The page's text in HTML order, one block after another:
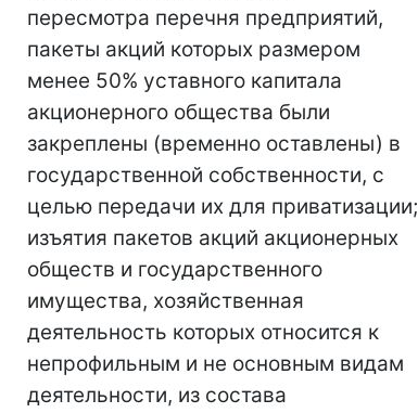
пересмотра перечня предприятий,
пакеты акций которых размером
менее 50% уставного капитала
акционерного общества были
закреплены (временно оставлены) в
государственной собственности, с
целью передачи их для приватизации;
изъятия пакетов акций акционерных
обществ и государственного
имущества, хозяйственная
деятельность которых относится к
непрофильным и не основным видам
деятельности, из состава